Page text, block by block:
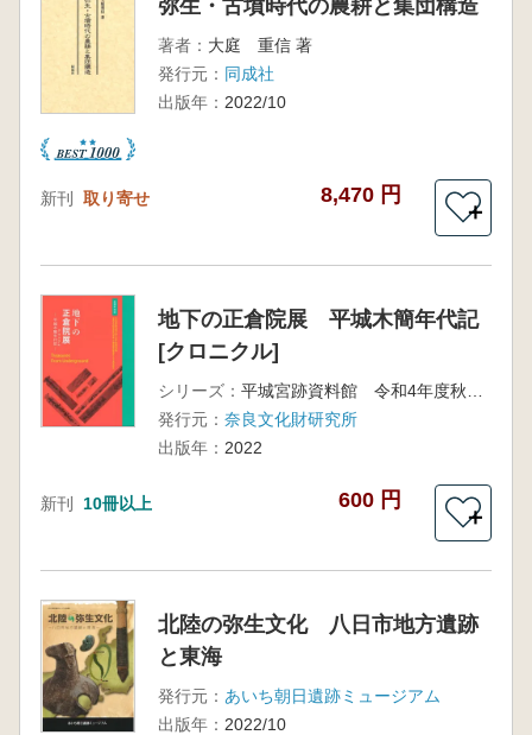
弥生・古墳時代の農耕と集団構造
著者： 大庭 重信 著
発行元： 同成社
出版年： 2022/10
新刊 取り寄せ 8,470 円
＋
地下の正倉院展 平城木簡年代記
[クロニクル]
シリーズ：
発行元： 奈良文化財研究所
出版年： 2022
新刊 10冊以上 600 円
＋
北陸の弥生文化 八日市地方遺跡
と東海
発行元： あいち朝日遺跡ミュージアム
出版年： 2022/10